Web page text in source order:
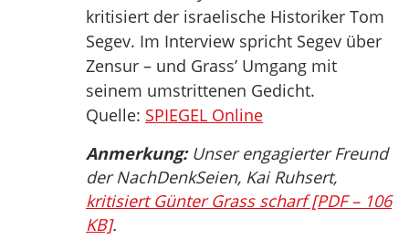
kritisiert der israelische Historiker Tom
Segev. Im Interview spricht Segev über
Zensur – und Grass’ Umgang mit
seinem umstrittenen Gedicht.
Quelle: SPIEGEL Online
Anmerkung:Unser engagierter Freund
der NachDenkSeien, Kai Ruhsert,
kritisiert Günter Grass scharf [PDF – 106
KB].